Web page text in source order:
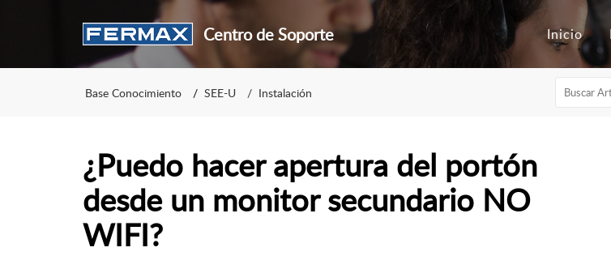
Centro de Soporte Inicio
Base Conocimiento SEE-U Instalación
¿Puedo hacer apertura del portón
desde un monitor secundario NO
WIFI?